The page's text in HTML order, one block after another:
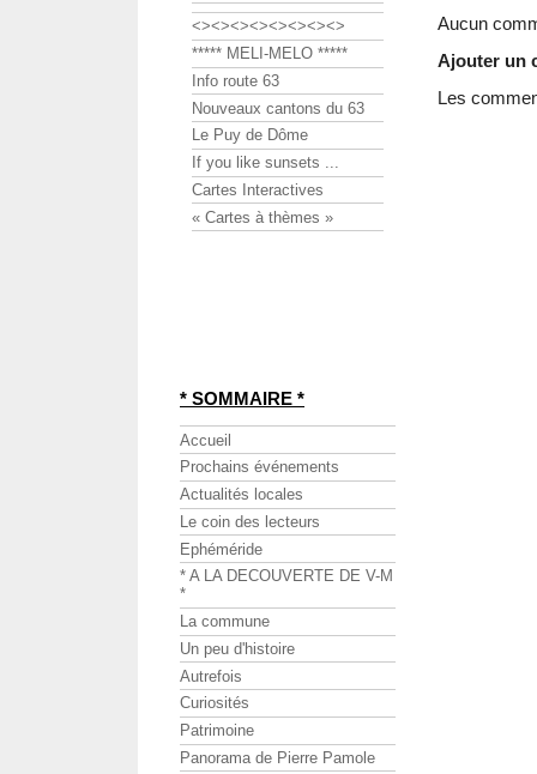
Aucun
Ajouter un
Les
<><><><><><><><>
***** MELI-MELO *****
Info route 63
Nouveaux cantons du 63
Le Puy de Dôme
If you like sunsets ...
Cartes Interactives
« Cartes à thèmes »
* SOMMAIRE *
Accueil
Prochains événements
Actualités locales
Le coin des lecteurs
Ephéméride
* A LA DECOUVERTE DE V-M
*
La commune
Un peu d'histoire
Autrefois
Curiosités
Patrimoine
Panorama de Pierre Pamole